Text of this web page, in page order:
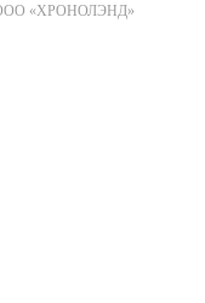
ООО «ХРОНОЛЭНД»